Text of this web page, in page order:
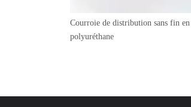
Courroie de distribution sans fin en
polyuréthane